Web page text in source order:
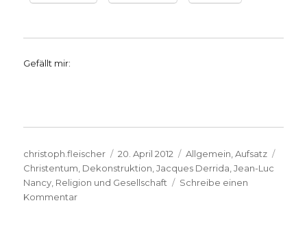
Gefällt mir:
Autor
christoph.fleischer
Veröffentlicht
am
20. April 2012 Kategorien
Allgemein ,Aufsatz
Christentum Dekonstruktion ,Jacques Derrida ,Jean-Luc
Nancy Religion und Gesellschaft
Schreibe einen
Kommentarzu